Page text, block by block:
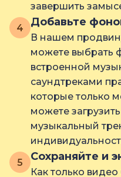
завершить
4
Добавьте
В нашем
можете выбрать
встроенной
саундтреками
которые только
можете
музыкальный
5
Сохраняйте и
Как только